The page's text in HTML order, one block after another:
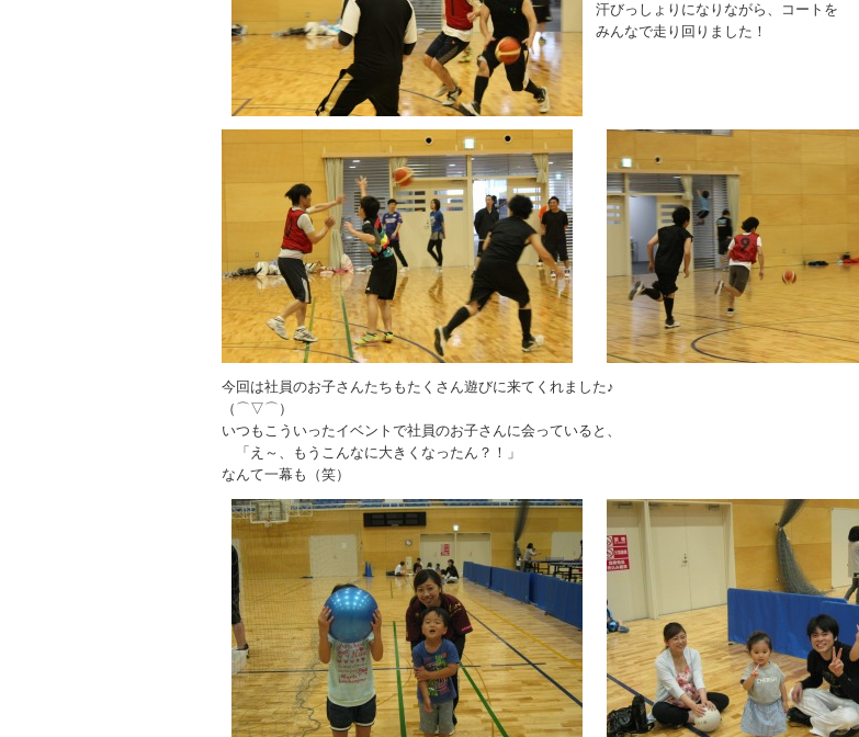
汗びっしょりになりながら、コートを
みんなで走り回りました！
今回は社員のお子さんたちもたくさん遊びに来てくれました♪
（⌒▽⌒）
いつもこういったイベントで社員のお子さんに会っていると、
「え～、もうこんなに大きくなったん？！」
なんて一幕も（笑）